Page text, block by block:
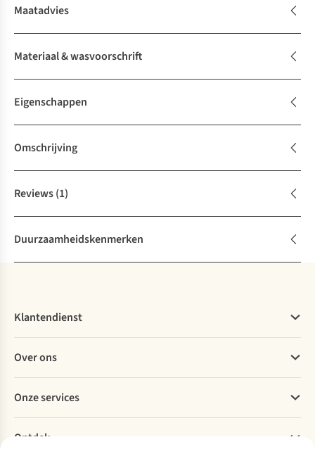
Maatadvies
Materiaal & wasvoorschrift
Eigenschappen
Omschrijving
Reviews(1)
Duurzaamheidskenmerken
Klantendienst
Bestellen
Betalen
Levering
Retourneren
Bestelling herroepen
Over ons
Explore More
Verantwoord ondernemen
Over Ayacucho
Onze services
Ontdek